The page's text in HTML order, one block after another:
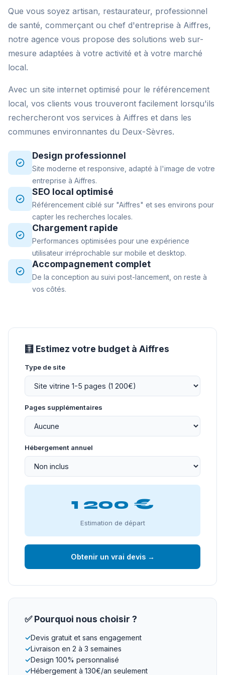
Que vous soyez artisan, restaurateur, professionnel
de santé, commerçant ou chef d'entreprise à Aiffres,
notre agence vous propose des solutions web sur-
mesure adaptées à votre activité et à votre marché
local.
Avec un site internet optimisé pour le référencement
local, vos clients vous trouveront facilement lorsqu'ils
rechercheront vos services à Aiffres et dans les
communes environnantes du Deux-Sèvres.
Design professionnel
Site moderne et responsive, adapté à l'image de votre
entreprise à Aiffres.
SEO local optimisé
Référencement ciblé sur "Aiffres" et ses environs pour
capter les recherches locales.
Chargement rapide
Performances optimisées pour une expérience
utilisateur irréprochable sur mobile et desktop.
Accompagnement complet
De la conception au suivi post-lancement, on reste à
vos côtés.
🧮 Estimez votre budget à Aiffres
Type de site
Pages supplémentaires
Hébergement annuel
1 200 €
Estimation de départ
Obtenir un vrai devis →
✅ Pourquoi nous choisir ?
✓Devis gratuit et sans engagement
✓Livraison en 2 à 3 semaines
✓Design 100% personnalisé
✓Hébergement à 130€/an seulement